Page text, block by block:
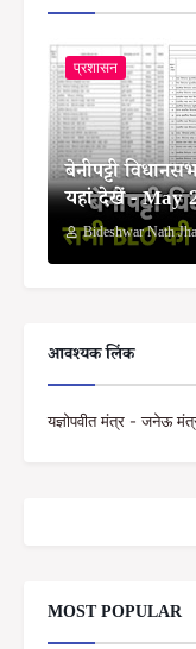
प्रशासन
बेनीपट्टी
यहां देखें - May
Bideshwar Nath Jha
आवश्यक लिंक
यज्ञोपवीत मंत्र - जनेऊ
MOST POPULAR